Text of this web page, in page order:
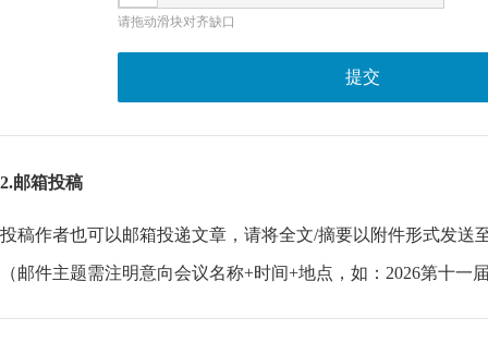
请拖动滑块对齐缺口
提交
2.邮箱投稿
投稿作者也可以邮箱投递文章，请将全文/摘要以附件形式发送
（邮件主题需注明意向会议名称+时间+地点，如：2026第十一